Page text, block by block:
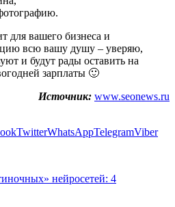
для вашего бизнеса и
всю вашу душу – уверяю,
и будут рады оставить на
зарплаты 🙂
Источник: www.seonews.ru
TwitterWhatsAppTelegramViber
нейросетей: 4